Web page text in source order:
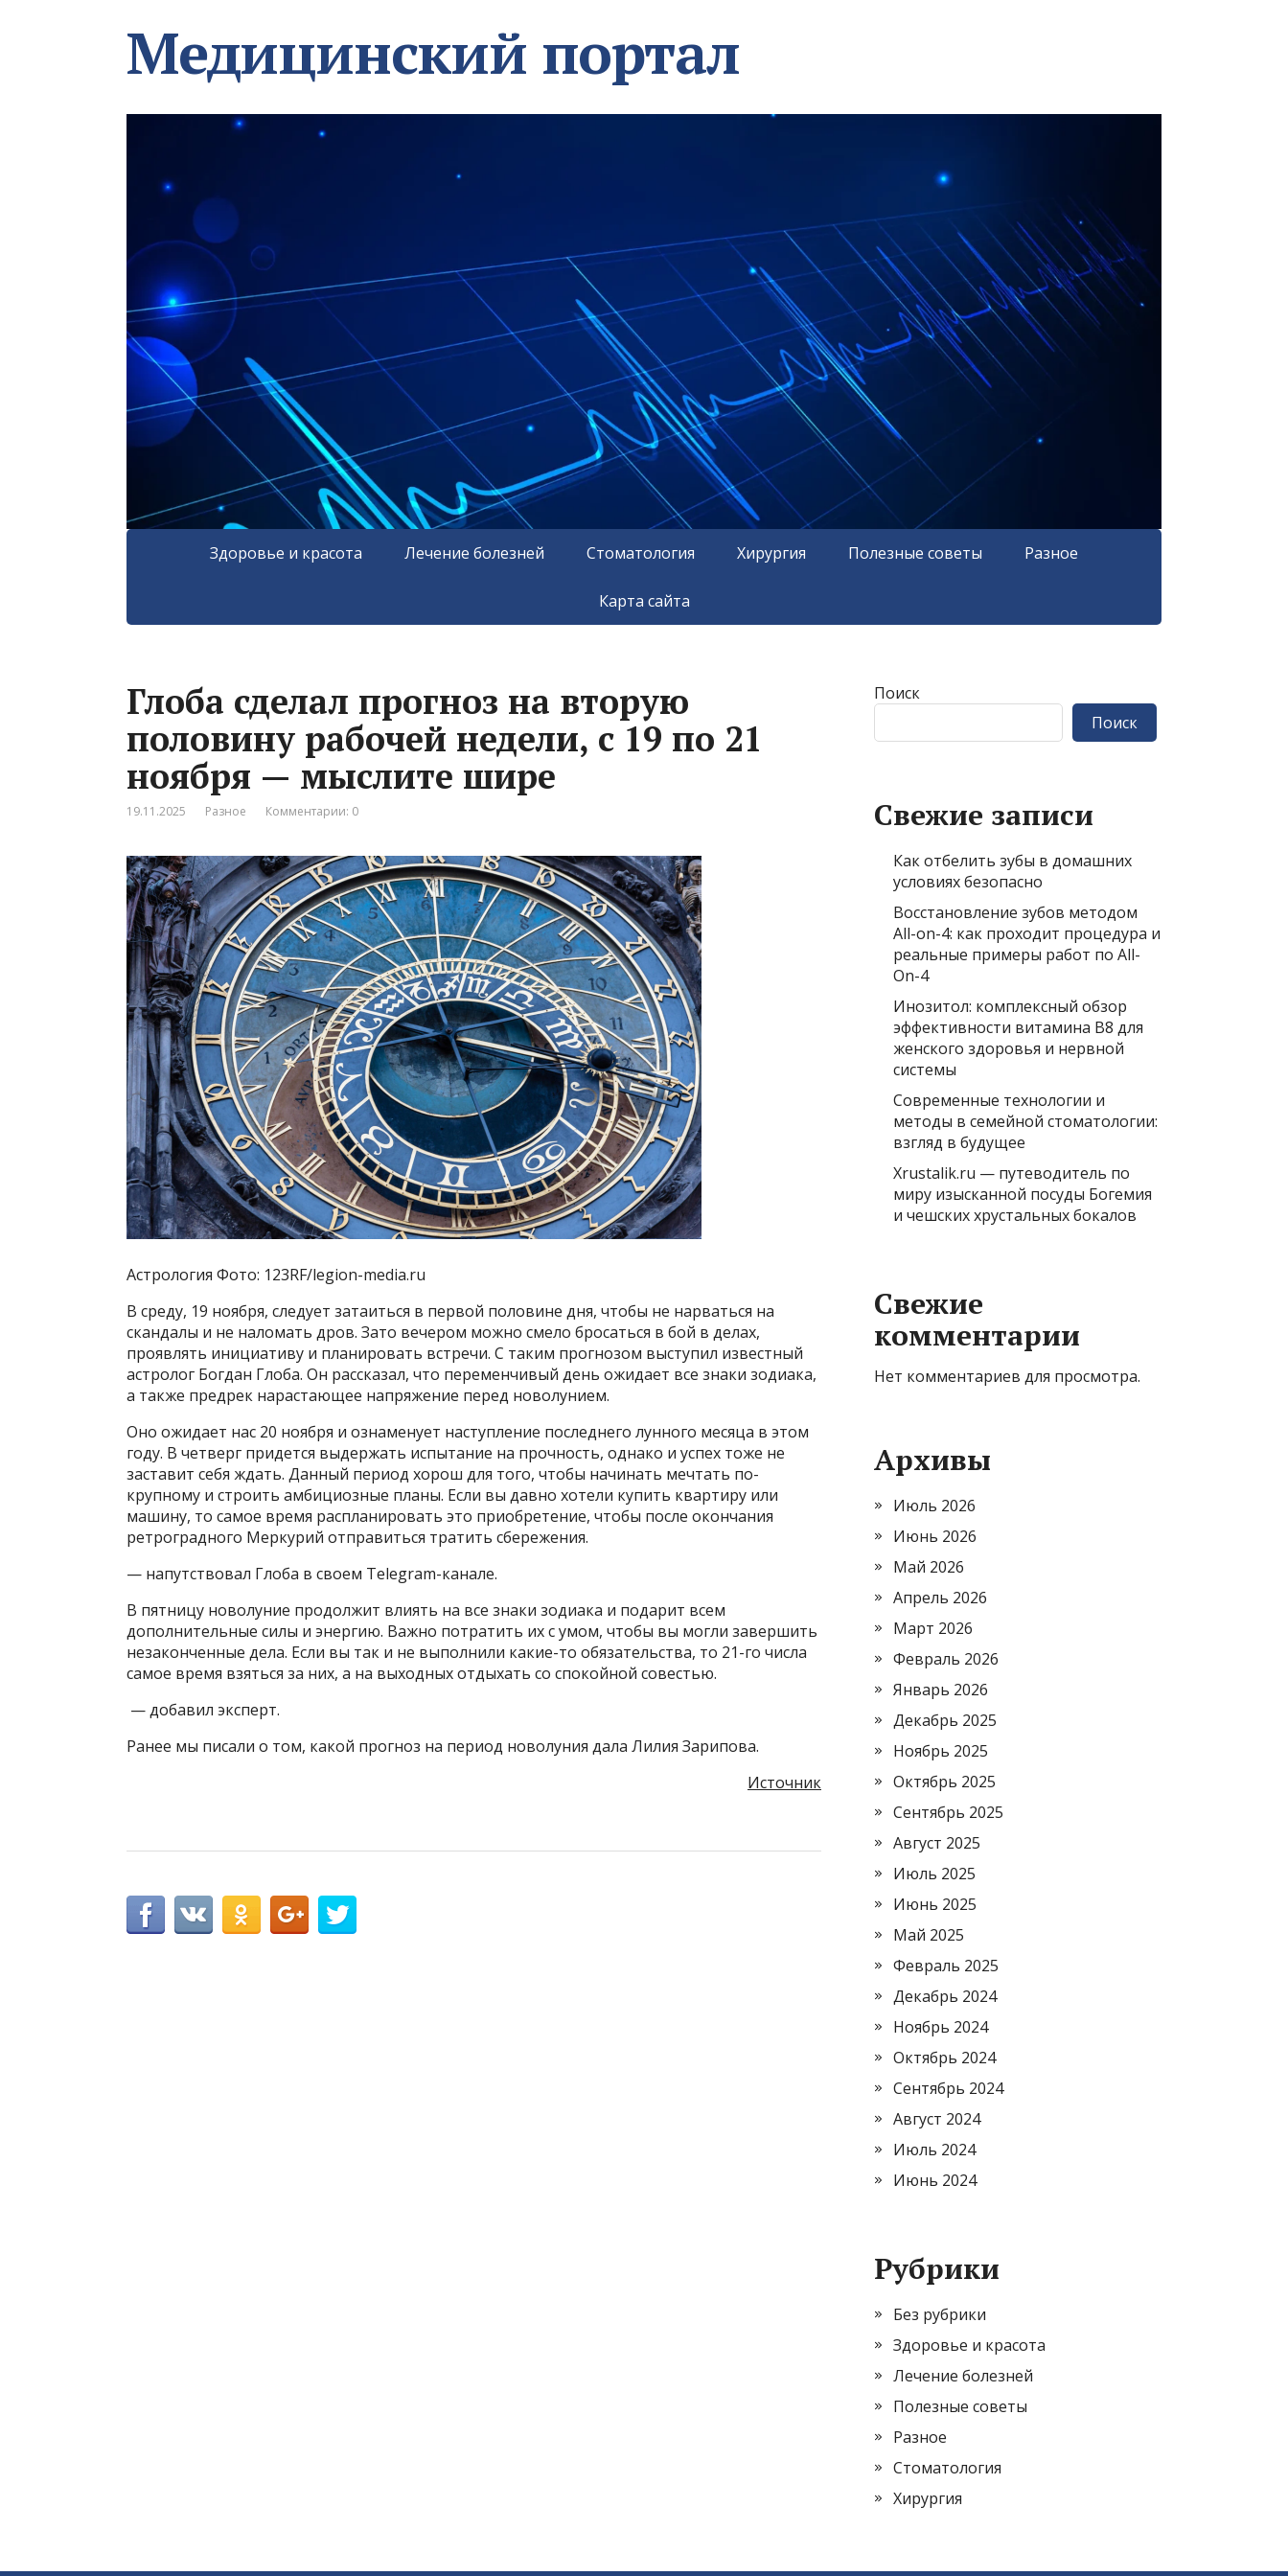
Медицинский портал
Здоровье и красота Лечение болезней Стоматология Хирургия Полезные советы Разное
Карта сайта
Глоба сделал прогноз на вторую
половину рабочей недели, с 19 по 21
ноября — мыслите шире
19.11.2025 Разное Комментарии: 0
Астрология Фото: 123RF/legion-media.ru
В среду, 19 ноября, следует затаиться в первой половине дня, чтобы не нарваться на
скандалы и не наломать дров. Зато вечером можно смело бросаться в бой в делах,
проявлять инициативу и планировать встречи. С таким прогнозом выступил известный
астролог Богдан Глоба. Он рассказал, что переменчивый день ожидает все знаки зодиака,
а также предрек нарастающее напряжение перед новолунием.
Оно ожидает нас 20 ноября и ознаменует наступление последнего лунного месяца в этом
году. В четверг придется выдержать испытание на прочность, однако и успех тоже не
заставит себя ждать. Данный период хорош для того, чтобы начинать мечтать по-
крупному и строить амбициозные планы. Если вы давно хотели купить квартиру или
машину, то самое время распланировать это приобретение, чтобы после окончания
ретроградного Меркурий отправиться тратить сбережения.
— напутствовал Глоба в своем Telegram-канале.
В пятницу новолуние продолжит влиять на все знаки зодиака и подарит всем
дополнительные силы и энергию. Важно потратить их с умом, чтобы вы могли завершить
незаконченные дела. Если вы так и не выполнили какие-то обязательства, то 21-го числа
самое время взяться за них, а на выходных отдыхать со спокойной совестью.
— добавил эксперт.
Ранее мы писали о том, какой прогноз на период новолуния дала Лилия Зарипова.
Источник
Поиск
Поиск
Свежие записи
Как отбелить зубы в домашних
условиях безопасно
Восстановление зубов методом
All-on-4: как проходит процедура и
реальные примеры работ по All-
On-4
Инозитол: комплексный обзор
эффективности витамина B8 для
женского здоровья и нервной
системы
Современные технологии и
методы в семейной стоматологии:
взгляд в будущее
Xrustalik.ru — путеводитель по
миру изысканной посуды Богемия
и чешских хрустальных бокалов
Свежие
комментарии
Нет комментариев для просмотра.
Архивы
Июль 2026
Июнь 2026
Май 2026
Апрель 2026
Март 2026
Февраль 2026
Январь 2026
Декабрь 2025
Ноябрь 2025
Октябрь 2025
Сентябрь 2025
Август 2025
Июль 2025
Июнь 2025
Май 2025
Февраль 2025
Декабрь 2024
Ноябрь 2024
Октябрь 2024
Сентябрь 2024
Август 2024
Июль 2024
Июнь 2024
Рубрики
Без рубрики
Здоровье и красота
Лечение болезней
Полезные советы
Разное
Стоматология
Хирургия